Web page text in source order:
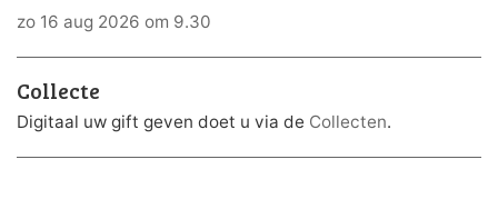
zo 16 aug 2026 om 9.30
Collecte
Digitaal uw gift geven doet u via de Collecten.